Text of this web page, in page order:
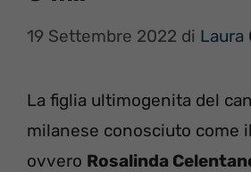
19 Settembre 2022 di Laura
La figlia ultimogenita del
milanese conosciuto come il
ovvero Rosalinda